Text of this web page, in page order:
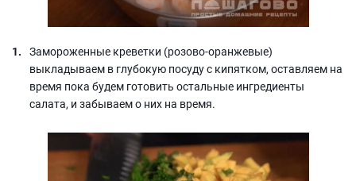
Замороженные креветки (розово-оранжевые)
выкладываем в глубокую посуду с кипятком, оставляем на
время пока будем готовить остальные ингредиенты
салата, и забываем о них на время.